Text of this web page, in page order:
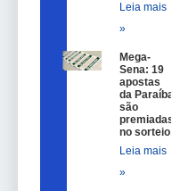
Leia mais
»
Mega-
Sena: 19
apostas
da Paraíba
são
premiadas
no sorteio
Leia mais
»